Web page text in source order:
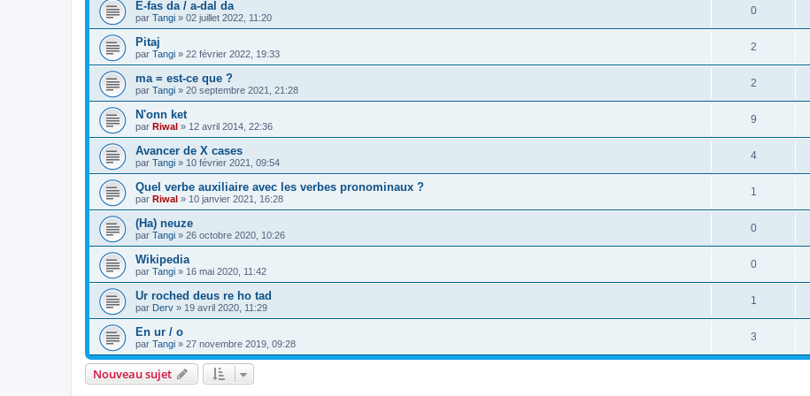
E-fas da / a-dal da
par Tangi » 02 juillet 2022, 11:20
0
Pitaj
par Tangi » 22 février 2022, 19:33
2
ma = est-ce que ?
par Tangi » 20 septembre 2021, 21:28
2
N'onn ket
par Riwal » 12 avril 2014, 22:36
9
Avancer de X cases
par Tangi » 10 février 2021, 09:54
4
Quel verbe auxiliaire avec les verbes pronominaux ?
par Riwal » 10 janvier 2021, 16:28
1
(Ha) neuze
par Tangi » 26 octobre 2020, 10:26
0
Wikipedia
par Tangi » 16 mai 2020, 11:42
0
Ur roched deus re ho tad
par Derv » 19 avril 2020, 11:29
1
En ur / o
par Tangi » 27 novembre 2019, 09:28
3
Nouveau sujet